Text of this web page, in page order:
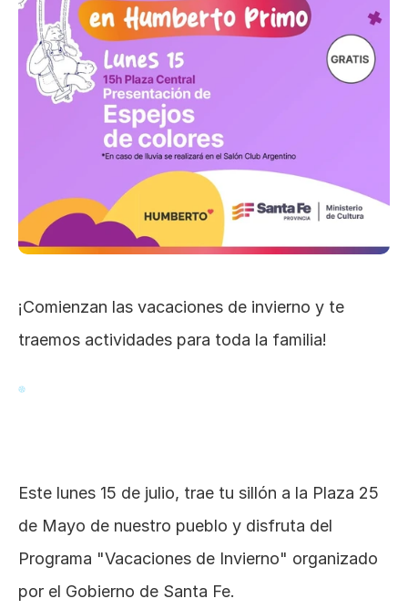
¡Comienzan las vacaciones de invierno y te
traemos actividades para toda la familia!
Este lunes 15 de julio, trae tu sillón a la Plaza 25
de Mayo de nuestro pueblo y disfruta del
Programa "Vacaciones de Invierno" organizado
por el Gobierno de Santa Fe.